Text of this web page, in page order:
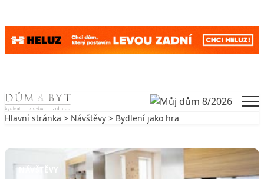
Skip to content
Hlavní stránka > Návštěvy > Bydlení jako hra
NÁVŠTĚVY